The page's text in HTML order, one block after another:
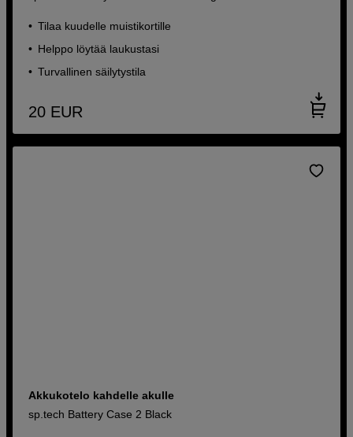
Tilaa kuudelle muistikortille
Helppo löytää laukustasi
Turvallinen säilytystila
20 EUR
Akkukotelo kahdelle akulle
sp.tech Battery Case 2 Black